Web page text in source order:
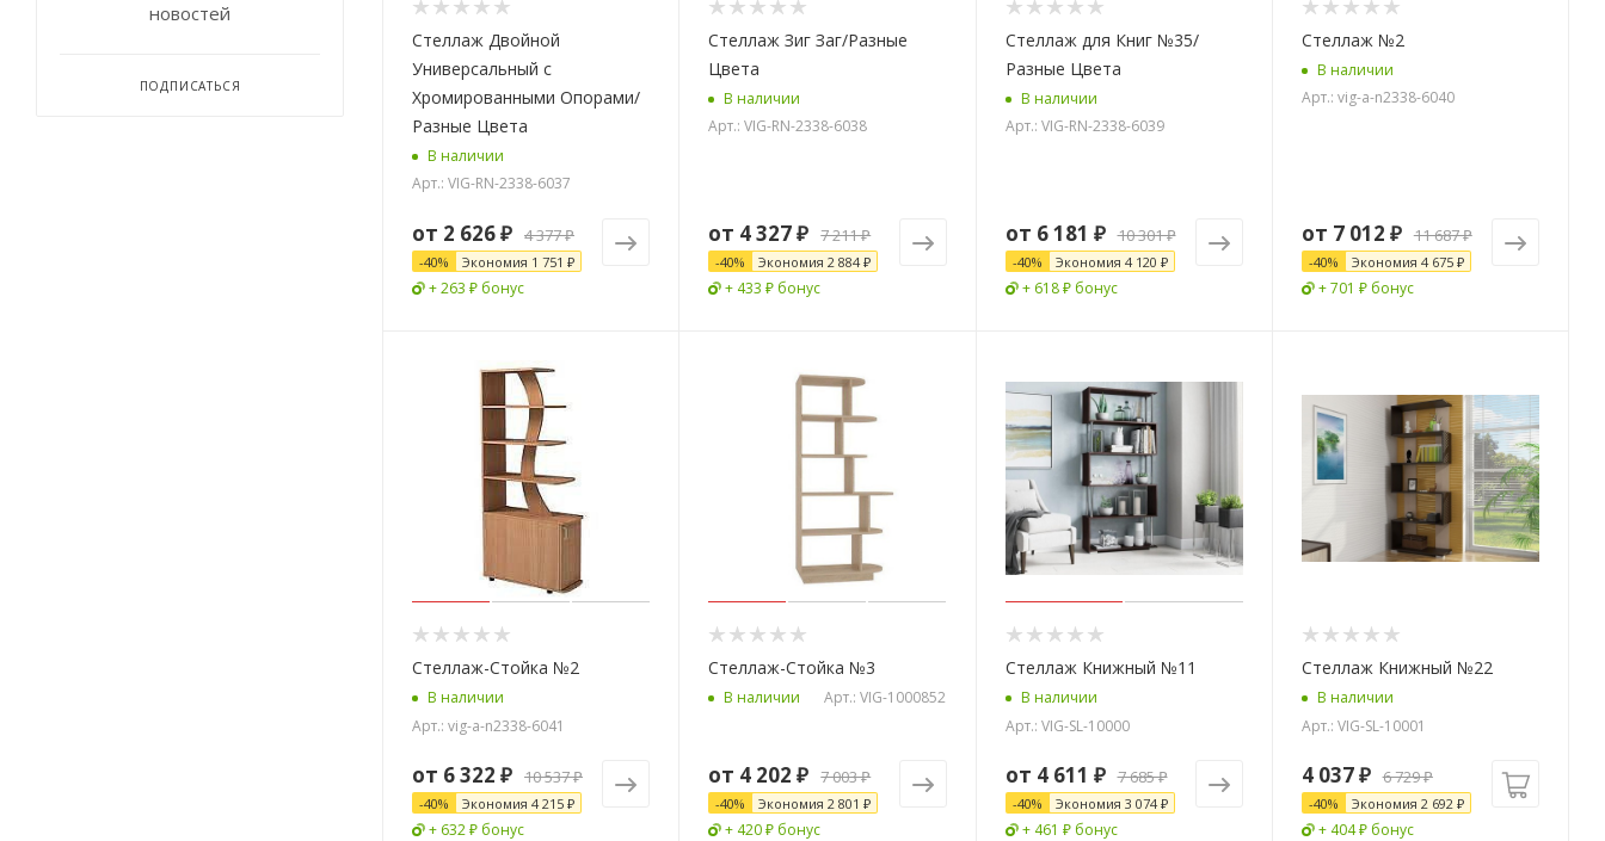
Стеллаж Двойной
Универсальный с
Хромированными Опорами/
Разные Цвета
В наличии
Арт.: VIG-RN-2338-6037
от 2 626 ₽ 4 377 ₽
-40% Экономия 1 751 ₽
+ 263 ₽ бонус
Стеллаж Зиг Заг/Разные
Цвета
В наличии
Арт.: VIG-RN-2338-6038
от 4 327 ₽ 7 211 ₽
-40% Экономия2 884 ₽
+ 433 ₽ бонус
Стеллаж для Книг №35/
Разные Цвета
В наличии
Арт.: VIG-RN-2338-6039
от 6 181 ₽ 10 301 ₽
-40% Экономия 4 120 ₽
+ 618 ₽ бонус
Стеллаж №2
В наличии
Арт.: vig-a-n2338-6040
от 7 012 ₽ 11 687 ₽
-40% Экономия 4 675 ₽
+ 701 ₽ бонус
Стеллаж-Стойка №2
В наличии
Арт.: vig-a-n2338-6041
от 6 322 ₽ 10 537 ₽
-40% Экономия 4 215 ₽
+ 632 ₽ бонус
Стеллаж-Стойка №3
В наличии Арт.: VIG-1000852
от 4 202 ₽ 7 003 ₽
-40% Экономия2 801 ₽
+ 420 ₽ бонус
Стеллаж Книжный №11
В наличии
Арт.: VIG-SL-10000
от 4 611 ₽ 7 685 ₽
-40% Экономия 3 074 ₽
+ 461 ₽ бонус
Стеллаж Книжный №22
В наличии
Арт.: VIG-SL-10001
4 037₽ 6 729₽
-40% Экономия 2 692 ₽
+ 404 ₽ бонус
новостей
ПОДПИСАТЬСЯ